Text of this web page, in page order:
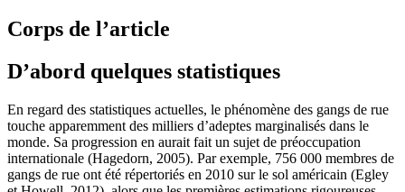
Corps de l’article
D’abord quelques statistiques
En regard des statistiques actuelles, le phénomène des gangs de rue
touche apparemment des milliers d’adeptes marginalisés dans le
monde. Sa progression en aurait fait un sujet de préoccupation
internationale (Hagedorn, 2005). Par exemple, 756 000 membres de
gangs de rue ont été répertoriés en 2010 sur le sol américain (Egley